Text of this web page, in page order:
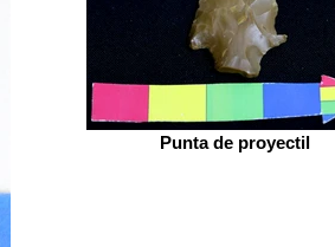
Punta de proyectil